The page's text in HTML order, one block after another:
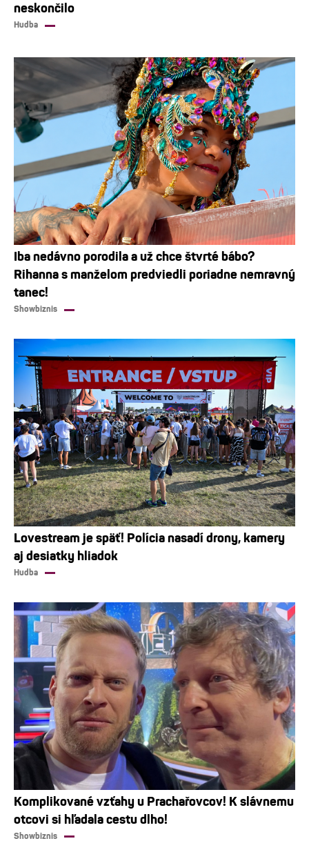
neskončilo
Hudba
Iba nedávno porodila a už chce štvrté bábo?
Rihanna s manželom predviedli poriadne nemravný
tanec!
Showbiznis
Lovestream je späť! Polícia nasadí drony, kamery
aj desiatky hliadok
Hudba
Komplikované vzťahy u Prachařovcov! K slávnemu
otcovi si hľadala cestu dlho!
Showbiznis